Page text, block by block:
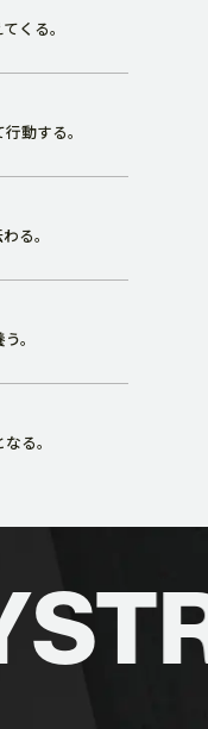
くる。
動する。
る。
。
る。